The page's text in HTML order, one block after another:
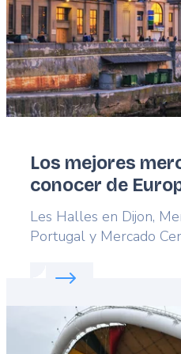
Los mejores
conocer de
Lead
Les Halles en Dijon,
Portugal y Mercado
Read more about:
Featured